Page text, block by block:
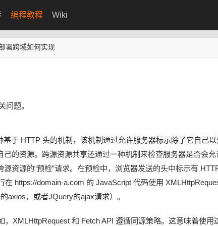
编程教程 Wiki
署跨域如何实现
问题。
于 HTTP 头的机制，该机制通过允许服务器标示除了它自己
的资源。跨源资源共享还通过一种机制来检查服务器是否会允
资源的“预检”请求。在预检中，浏览器发送的头中标示有
https://domain-a.com 的 JavaScript 代码使用
axios，或者JQuery的ajax请求）。
XMLHttpRequest 和 Fetch API 遵循同源策略。这意味着使用